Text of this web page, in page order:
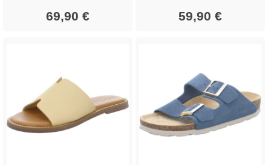
69,90 € 59,90 €